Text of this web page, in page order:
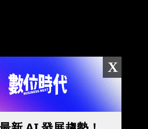
X